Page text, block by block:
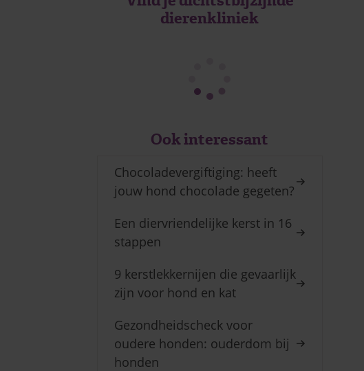
dierenkliniek
Ook interessant
Chocoladevergiftiging: heeft
jouw hond chocolade gegeten?
Een diervriendelijke kerst in 16
stappen
9 kerstlekkernijen die gevaarlijk
zijn voor hond en kat
Gezondheidscheck voor
oudere honden: ouderdom bij
honden